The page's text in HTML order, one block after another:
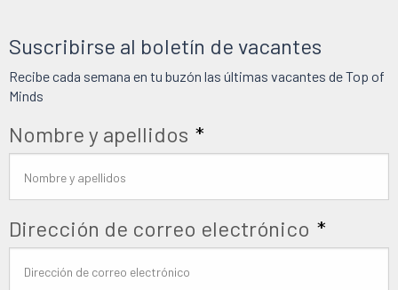
Suscribirse al boletín de vacantes
Recibe cada semana en tu buzón las últimas vacantes de Top of
Minds
Nombre y apellidos *
Dirección de correo electrónico *